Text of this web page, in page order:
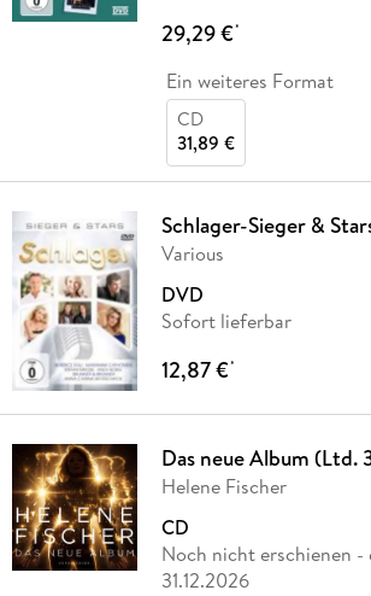
29,29 €*
Ein weiteres Format
CD
31,89 €
Schlager-Sieger &
Various
DVD
Sofort lieferbar
12,87 €*
Das neue Album (Ltd.
Helene Fischer
CD
Noch nicht erschienen -
31.12.2026